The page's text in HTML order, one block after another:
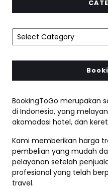
BookingToGo merupakan
di Indonesia, yang
akomodasi hotel, dan
Kami memberikan harga
pembelian yang mudah
pelayanan setelah
profesional yang telah
travel.